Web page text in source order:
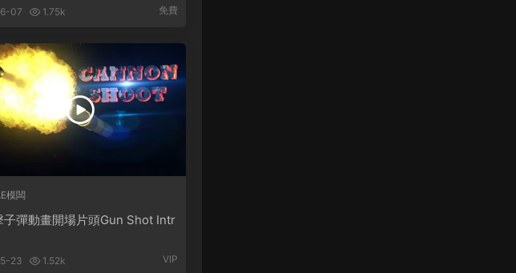
07 1.75k 免費
模闆
子彈動畫開場片頭Gun Shot Intr
23 1.52k VIP